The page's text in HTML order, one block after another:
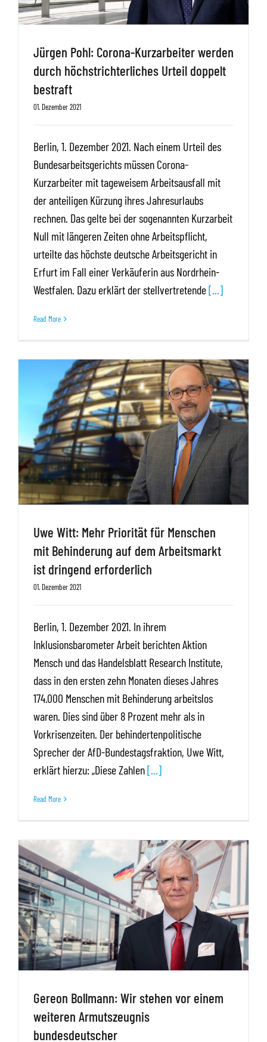
Jürgen Pohl: Corona-Kurzarbeiter werden
durch höchstrichterliches Urteil doppelt
bestraft
01. Dezember 2021
Berlin, 1. Dezember 2021. Nach einem Urteil des
Bundesarbeitsgerichts müssen Corona-
Kurzarbeiter mit tageweisem Arbeitsausfall mit
der anteiligen Kürzung ihres Jahresurlaubs
rechnen. Das gelte bei der sogenannten Kurzarbeit
Null mit längeren Zeiten ohne Arbeitspflicht,
urteilte das höchste deutsche Arbeitsgericht in
Erfurt im Fall einer Verkäuferin aus Nordrhein-
Westfalen. Dazu erklärt der stellvertretende[...]
Read More
Uwe Witt: Mehr Priorität für Menschen
mit Behinderung auf dem Arbeitsmarkt
ist dringend erforderlich
01. Dezember 2021
Berlin, 1. Dezember 2021. In ihrem
Inklusionsbarometer Arbeit berichten Aktion
Mensch und das Handelsblatt Research Institute,
dass in den ersten zehn Monaten dieses Jahres
174.000 Menschen mit Behinderung arbeitslos
waren. Dies sind über 8 Prozent mehr als in
Vorkrisenzeiten. Der behindertenpolitische
Sprecher der AfD-Bundestagsfraktion, Uwe Witt,
erklärt hierzu: „Diese Zahlen[...]
Read More
Gereon Bollmann: Wir stehen vor einem
weiteren Armutszeugnis
bundesdeutscher